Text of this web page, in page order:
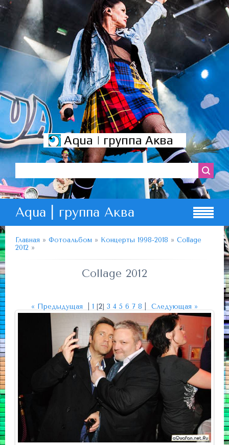
Aqua | группа Аква
Aqua | группа Аква
Главная » Фотоальбом » Концерты 1998-2018 » Collage
2012 »
Collage 2012
« Предыдущая 1 [2] 3 4 5 6 7 8 Следующая »